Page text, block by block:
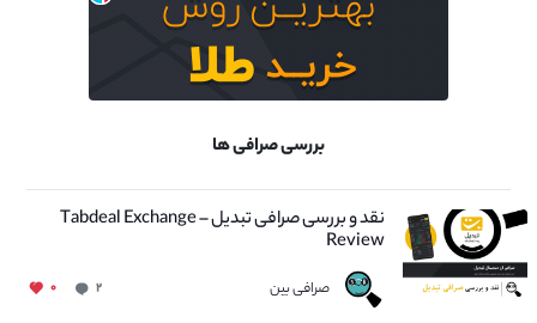
بررسی صرافی ها
نقد و بررسی صرافی تبدیل – Tabdeal Exchange
Review
صرافی بین ۲ ۰